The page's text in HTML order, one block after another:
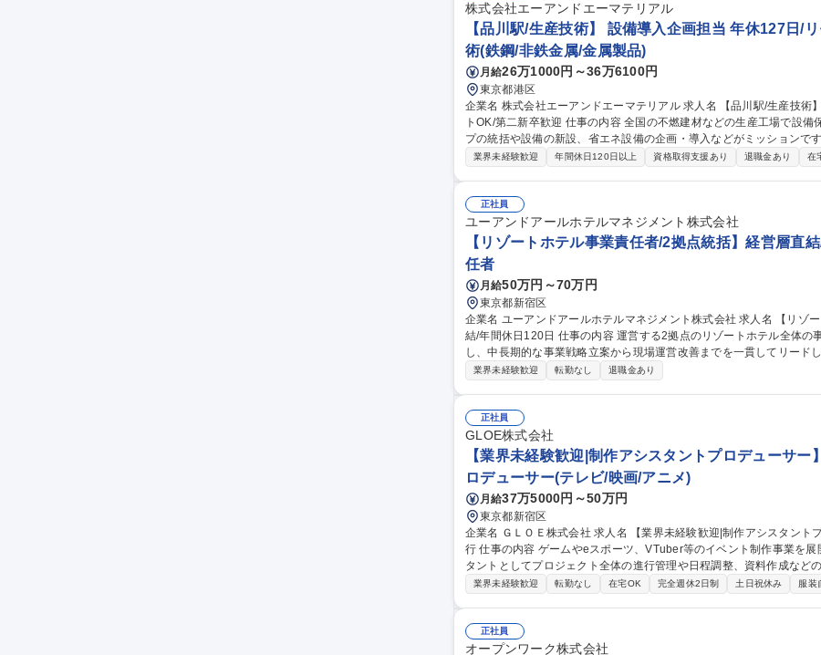
マネージャー＆プロモーション】経験者向け/年休120日/シフト制
株式会社エーアンドエーマテリアル
【品川駅/生産技術】 設備導入企画担当 年休127日/
術(鉄鋼/非鉄金属/金属製品)
月給26万1000円～36万6100円
東京都港区
企業名 株式会社エーアンドエーマテリアル 求人名 【品川駅/生産技術】◆設備導入企画担当◆年休127日/リモー
トOK/第二新卒歓迎 仕事の内容 全国の不燃建材などの生産工場で設備保全・生産管理等を行っている生産グルー
プの統括や設備の新設、省エネ設備の企画・導入などがミッションです。
的には】工事や設備リニューアルの審査・稟議対応／新しい省エネ・
◆設備導入企画担当◆年休127日/リモートOK/第二新卒歓迎
業界未経験歓迎 年間休日120日以上 資格取得支援あり 退職金あり 在
正社員
ユーアンドアールホテルマネジメント株式会社
【リゾートホテル事業責任者/2拠点統括】経営層直
任者
月給50万円～70万円
東京都新宿区
企業名 ユーアンドアールホテルマネジメント株式会社 求人名 【リゾートホテル事業責任者/2拠点統括】経営層直
結/年間休日120日 仕事の内容 運営する2拠点のリゾートホテル全体の事業経営・収益最大化・組織開発を統括
し、中長期的な事業戦略立案から現場運営改善までを一貫してリードしていただきます。
戦略・事業計画策定・予算/KPI管理 ■総支配人・支配人のマネジメン
間休日120日
業界未経験歓迎 転勤なし 退職金あり
正社員
GLOE株式会社
【業界未経験歓迎|制作アシスタントプロデューサ
ロデューサー(テレビ/映画/アニメ)
月給37万5000円～50万円
東京都新宿区
企業名 ＧＬＯＥ株式会社 求人名 【業界未経験歓迎|制作アシスタントプロデューサー】VTuber等イベント制作進
行 仕事の内容 ゲームやeスポーツ、VTuber等のイベント制作事業を展開する当社にて、プロデューサーのアシス
タントとしてプロジェクト全体の進行管理や日程調整、資料作成などの推進
には】■WBS設計・更新や全体スケジュール・タスク管理 ■協力会社
公演からオリジナルイベントまで多様なプロジェクトの推進力として
効率的に案件を前進させる実務スキルが身につきます。 募集職種 【業界未経験歓迎|制作アシスタントプロデュー
サー】VTuber等イベント制作進行
業界未経験歓迎 転勤なし 在宅OK 完全週休2日制 土日祝休み 服装
正社員
オープンワーク株式会社